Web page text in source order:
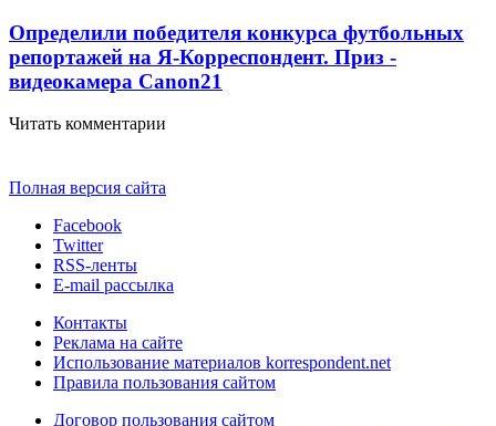
Определили победителя конкурса футбольных
репортажей на Я-Корреспондент. Приз -
видеокамера Canon21
Читать комментарии
Полная версия сайта
Facebook
Twitter
RSS-ленты
E-mail рассылка
Контакты
Реклама на сайте
Использование материалов korrespondent.net
Правила пользования сайтом
Договор пользования сайтом